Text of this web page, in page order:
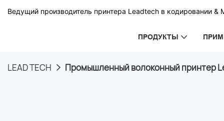
Ведущий производитель принтера Leadtech в кодировании &
ПРОДУКТЫ
LEAD TECH Промышленный волоконный принтер